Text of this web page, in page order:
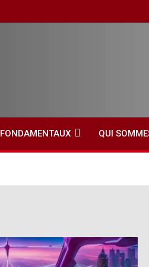
FONDAMENTAUX QUI